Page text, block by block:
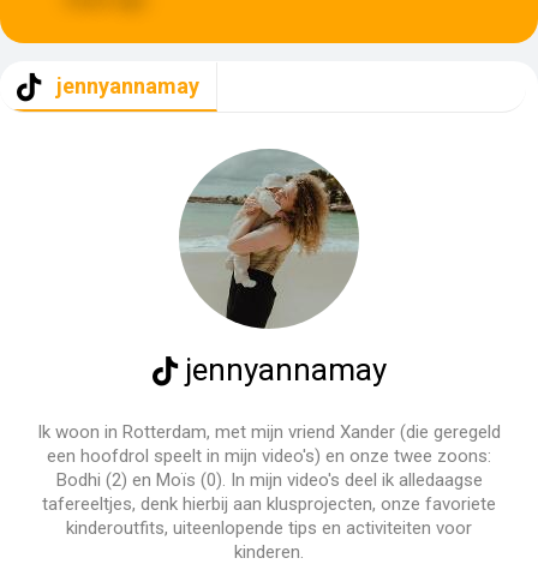
jennyannamay
jennyannamay
Ik woon in Rotterdam, met mijn vriend Xander (die geregeld
een hoofdrol speelt in mijn video's) en onze twee zoons:
Bodhi (2) en Moïs (0). In mijn video's deel ik alledaagse
tafereeltjes, denk hierbij aan klusprojecten, onze favoriete
kinderoutfits, uiteenlopende tips en activiteiten voor
kinderen.